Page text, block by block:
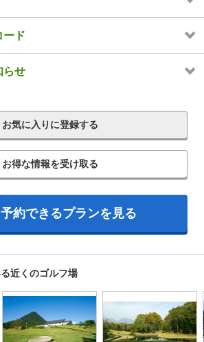
ード
らせ
お気に入りに登録する
お得な情報を受け取る
約できるプランを見る
近くのゴルフ場